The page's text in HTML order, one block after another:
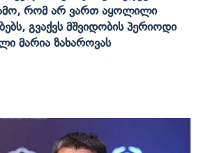
Რომ Არ Ვართ Აყოლილი
Გვაქვს Მშვიდობის Პერიოდი
Მარია Ზახაროვას